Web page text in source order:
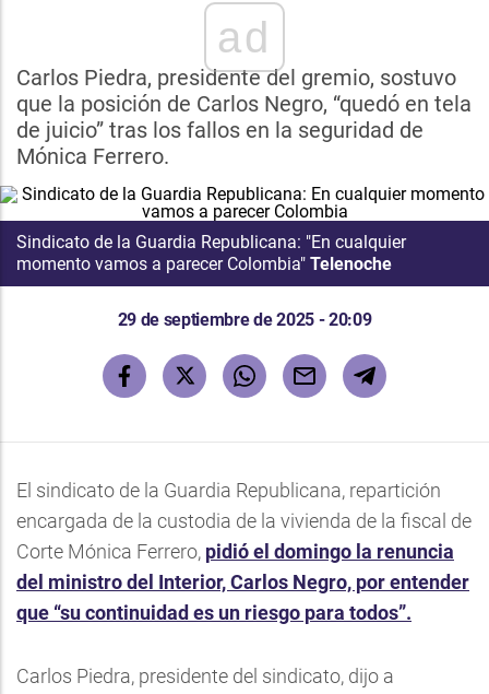
ad
Carlos Piedra, presidente del gremio, sostuvo
que la posición de Carlos Negro, “quedó en tela
de juicio” tras los fallos en la seguridad de
Mónica Ferrero.
Sindicato de la Guardia Republicana: "En cualquier
momento vamos a parecer Colombia" Telenoche
29 de septiembre de 2025 - 20:09
El sindicato de la Guardia Republicana, repartición
encargada de la custodia de la vivienda de la fiscal de
Corte Mónica Ferrero, pidió el domingo la renuncia
del ministro del Interior, Carlos Negro, por entender
que “su continuidad es un riesgo para todos”.
Carlos Piedra, presidente del sindicato, dijo a